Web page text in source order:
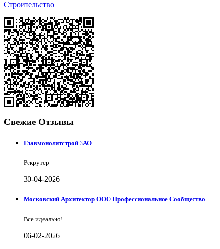
Строительство
Свежие Отзывы
Главмонолитстрой ЗАО
Рекрутер
30-04-2026
Московский Архитектор ООО Профессиональное Сообщество
Все идеально!
06-02-2026